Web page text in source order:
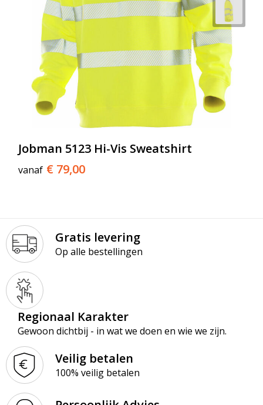
Jobman 5123 Hi-Vis Sweatshirt
vanaf € 79,00
Gratis levering
Op alle bestellingen
Regionaal Karakter
Gewoon dichtbij - in wat we doen en wie we zijn.
Veilig betalen
100% veilig betalen